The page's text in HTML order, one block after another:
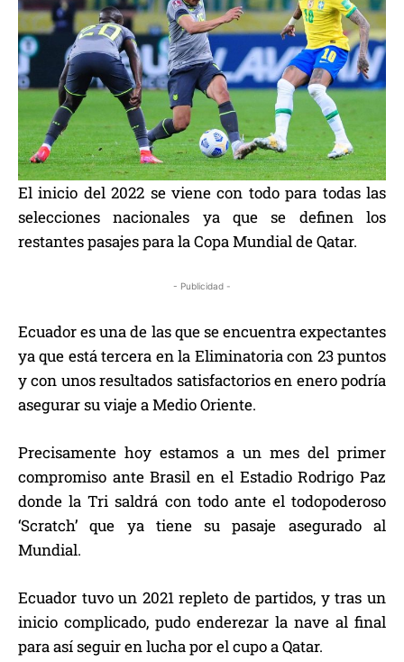
El inicio del 2022 se viene con todo para todas las
selecciones nacionales ya que se definen los
restantes pasajes para la Copa Mundial de Qatar.
- Publicidad -
Ecuador es una de las que se encuentra expectantes
ya que está tercera en la Eliminatoria con 23 puntos
y con unos resultados satisfactorios en enero podría
asegurar su viaje a Medio Oriente.
Precisamente hoy estamos a un mes del primer
compromiso ante Brasil en el Estadio Rodrigo Paz
donde la Tri saldrá con todo ante el todopoderoso
‘Scratch’ que ya tiene su pasaje asegurado al
Mundial.
Ecuador tuvo un 2021 repleto de partidos, y tras un
inicio complicado, pudo enderezar la nave al final
para así seguir en lucha por el cupo a Qatar.